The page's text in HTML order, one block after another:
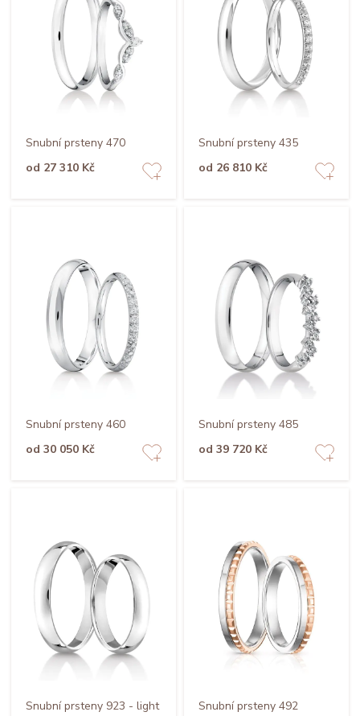
Snubní prsteny 470
od 27 310 Kč
Snubní prsteny 435
od 26 810 Kč
Snubní prsteny 460
od 30 050 Kč
Snubní prsteny 485
od 39 720 Kč
Snubní prsteny 923 - light Snubní prsteny 492